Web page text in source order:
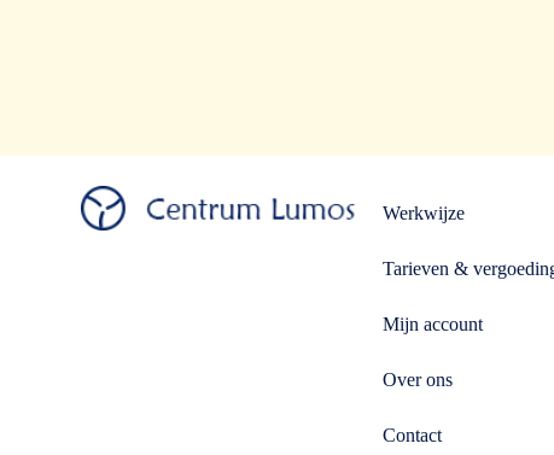
Werkwijze
Tarieven &
Mijn account
Over ons
Contact